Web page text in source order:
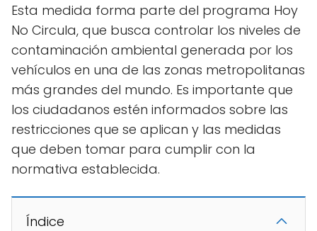
Esta medida forma parte del programa Hoy
No Circula, que busca controlar los niveles de
contaminación ambiental generada por los
vehículos en una de las zonas metropolitanas
más grandes del mundo. Es importante que
los ciudadanos estén informados sobre las
restricciones que se aplican y las medidas
que deben tomar para cumplir con la
normativa establecida.
Índice